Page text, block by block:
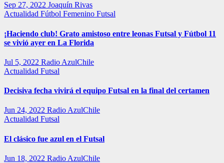
Sep 27, 2022 Joaquín Rivas
Actualidad Fútbol Femenino Futsal
¡Haciendo club! Grato amistoso entre leonas Futsal y Fútbol 11
se vivió ayer en La Florida
Jul 5, 2022 Radio AzulChile
Actualidad Futsal
Decisiva fecha vivirá el equipo Futsal en la final del certamen
Jun 24, 2022 Radio AzulChile
Actualidad Futsal
El clásico fue azul en el Futsal
Jun 18, 2022 Radio AzulChile